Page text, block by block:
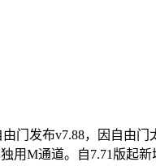
由门发布v7.88，因自
用M通道。自7.71版起